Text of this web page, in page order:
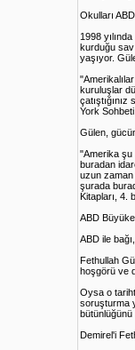
Okulları
1998
kurduğu
yaşıyor.
kuruluşlar
York
Gülen,
"Amerika şu
buradan
uzun zaman
şurada
Kitapları, 4.
ABD
ABD ile
Fethullah
hoşgörü ve
Oysa o
soruşturma
Demirel'i